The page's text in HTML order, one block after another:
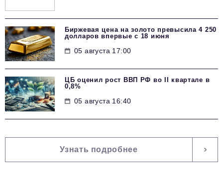
Биржевая цена на золото превысила 4 250
долларов впервые с 18 июня
05 августа 17:00
ЦБ оценил рост ВВП РФ во II квартале в
0,8%
05 августа 16:40
Узнать подробнее